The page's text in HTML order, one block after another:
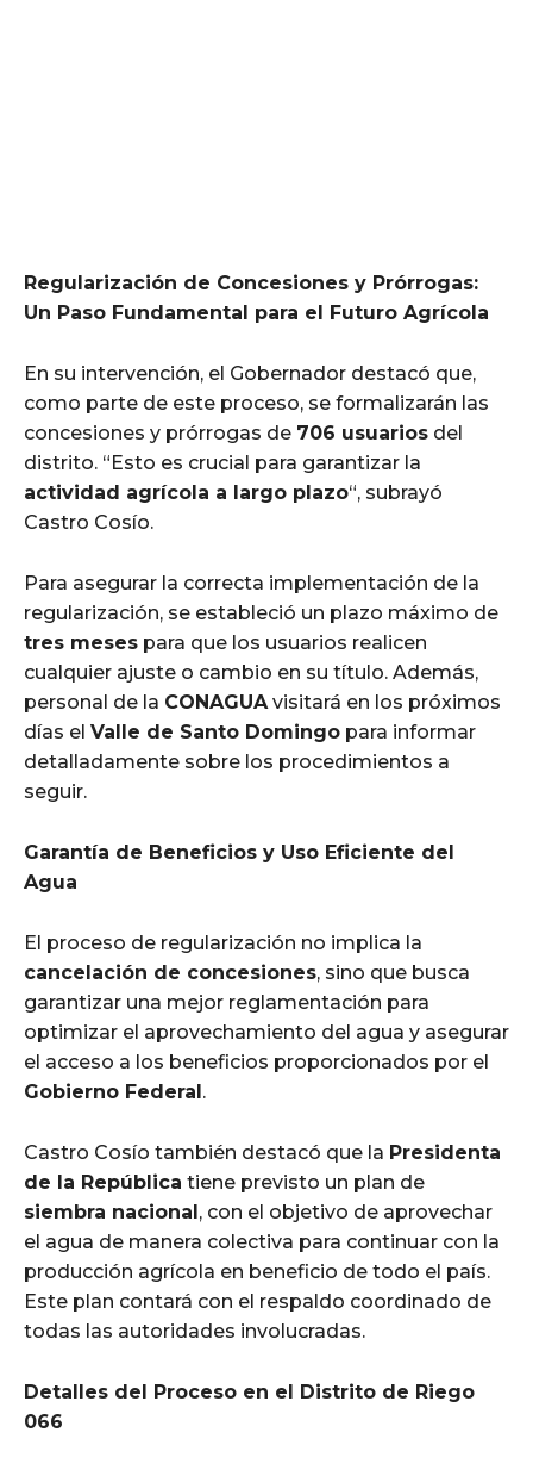
Regularización de Concesiones y Prórrogas:
Un Paso Fundamental para el Futuro Agrícola
En su intervención, el Gobernador destacó que,
como parte de este proceso, se formalizarán las
concesiones y prórrogas de 706 usuarios del
distrito. “Esto es crucial para garantizar la
actividad agrícola a largo plazo“, subrayó
Castro Cosío.
Para asegurar la correcta implementación de la
regularización, se estableció un plazo máximo de
tres meses para que los usuarios realicen
cualquier ajuste o cambio en su título. Además,
personal de la CONAGUAvisitará en los próximos
días el Valle de Santo Domingo para informar
detalladamente sobre los procedimientos a
seguir.
Garantía de Beneficios y Uso Eficiente del
Agua
El proceso de regularización no implica la
cancelación de concesiones, sino que busca
garantizar una mejor reglamentación para
optimizar el aprovechamiento del agua y asegurar
el acceso a los beneficios proporcionados por el
Gobierno Federal .
Castro Cosío también destacó que la Presidenta
de la República tiene previsto un plan de
siembra nacional , con el objetivo de aprovechar
el agua de manera colectiva para continuar con la
producción agrícola en beneficio de todo el país.
Este plan contará con el respaldo coordinado de
todas las autoridades involucradas.
Detalles del Proceso en el Distrito de Riego
066